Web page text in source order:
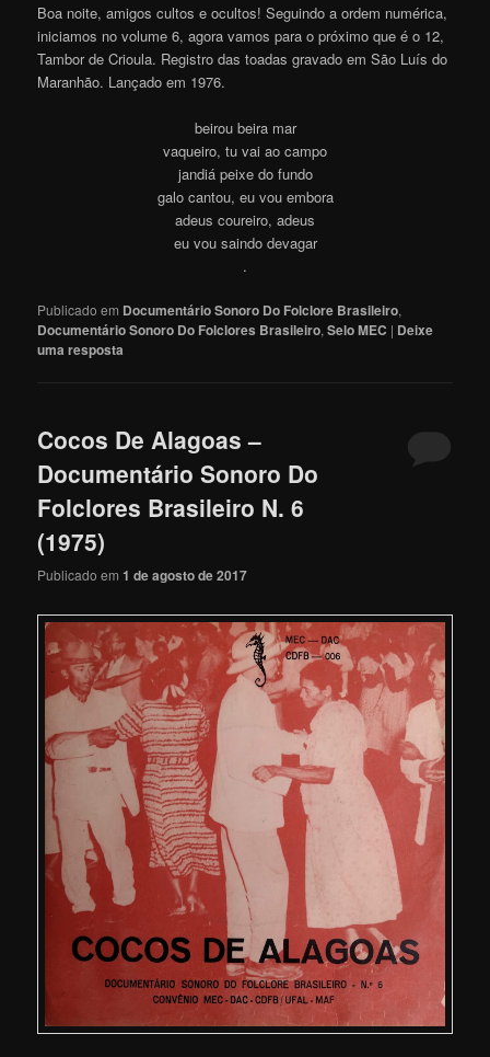
Boa noite, amigos cultos e ocultos! Seguindo a ordem numérica,
iniciamos no volume 6, agora vamos para o próximo que é o 12,
Tambor de Crioula. Registro das toadas gravado em São Luís do
Maranhão. Lançado em 1976.
beirou beira mar
vaqueiro, tu vai ao campo
jandiá peixe do fundo
galo cantou, eu vou embora
adeus coureiro, adeus
eu vou saindo devagar
.
Publicado em Documentário Sonoro Do Folclore Brasileiro,
Documentário Sonoro Do Folclores Brasileiro,Selo MEC | Deixe
uma resposta
Cocos De Alagoas –
Documentário Sonoro Do
Folclores Brasileiro N. 6
(1975)
Publicado em1 de agosto de 2017